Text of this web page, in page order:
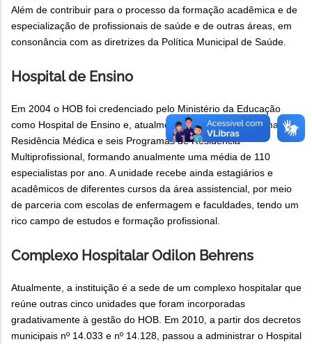
Além de contribuir para o processo da formação acadêmica e de
especialização de profissionais de saúde e de outras áreas, em
consonância com as diretrizes da Política Municipal de Saúde.
Hospital de Ensino
Em 2004 o HOB foi credenciado pelo Ministério da Educação
como Hospital de Ensino e, atualmente, possui 18 Programas de
Residência Médica e seis Programas de Residência
Multiprofissional, formando anualmente uma média de 110
especialistas por ano. A unidade recebe ainda estagiários e
acadêmicos de diferentes cursos da área assistencial, por meio
de parceria com escolas de enfermagem e faculdades, tendo um
rico campo de estudos e formação profissional.
Complexo Hospitalar Odilon Behrens
Atualmente, a instituição é a sede de um complexo hospitalar que
reúne outras cinco unidades que foram incorporadas
gradativamente à gestão do HOB. Em 2010, a partir dos decretos
municipais nº 14.033 e nº 14.128, passou a administrar o Hospital